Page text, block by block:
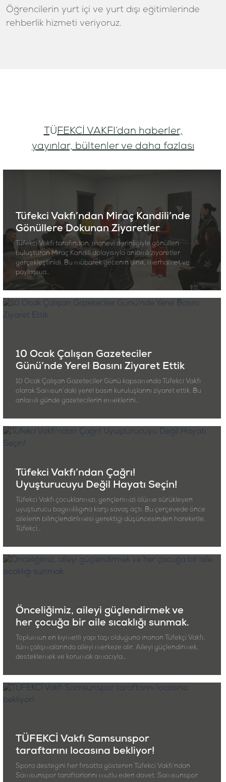
Öğrencilerin yurt içi ve yurt dışı eğitimlerinde
rehberlik hizmeti veriyoruz.
TÜFEKCİ VAKFI’dan haberler,
yayınlar, bültenler ve daha fazlası
Tüfekci Vakfı’ndan Miraç Kandili’nde
Gönüllere Dokunan Ziyaretler
Tüfekci Vakfı tarafından, manevi derinliğiyle gönülleri
buluşturan Miraç Kandili dolayısıyla anlamlı ziyaretler
gerçekleştirildi. Bu mübarek gecenin birlik, merhamet ve
paylaşma…
10 Ocak Çalışan Gazeteciler
Günü’nde Yerel Basını Ziyaret Ettik
10 Ocak Çalışan Gazeteciler Günü kapsamında Tüfekci Vakfı
olarak Samsun’daki yerel basın kuruluşlarını ziyaret ettik. Bu
anlamlı günde gazetecilerin emeklerini…
Tüfekci Vakfı’ndan Çağrı!
Uyuşturucuyu Değil Hayatı Seçin!
Tüfekci Vakfı çocuklarımızı, gençlerimizi ölüme sürükleyen
uyuşturucu bağımlılığına karşı savaş açtı. Bu çerçevede önce
ailelerin bilinçlendirilmesi gerektiği düşüncesinden hareketle,
Tüfekci…
Önceliğimiz, aileyi güçlendirmek ve
her çocuğa bir aile sıcaklığı sunmak.
Toplumun en kıymetli yapı taşı olduğuna inanan Tüfekçi Vakfı,
tüm çalışmalarında aileyi merkeze alır. Aileyi güçlendirmek,
desteklemek ve korumak amacıyla…
TÜFEKCİ Vakfı Samsunspor
taraftarını locasına bekliyor!
Spora desteğini her fırsatta gösteren Tüfekci Vakfı’ndan
Samsunspor taraftarlarını mutlu eden davet. Samsunspor